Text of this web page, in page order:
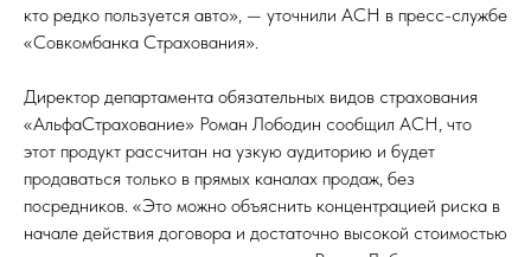
кто редко пользуется авто», — уточнили АСН в пресс-службе
«Совкомбанка Страхования».
Директор департамента обязательных видов страхования
«АльфаСтрахование» Роман Лободин сообщил АСН, что
этот продукт рассчитан на узкую аудиторию и будет
продаваться только в прямых каналах продаж, без
посредников. «Это можно объяснить концентрацией риска в
начале действия договора и достаточно высокой стоимостью